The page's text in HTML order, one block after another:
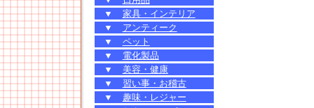
▼
家具・インテリア
▼
アンティーク
▼
ペット
▼
電化製品
▼
美容・健康
▼
習い事・お稽古
▼
趣味・レジャー